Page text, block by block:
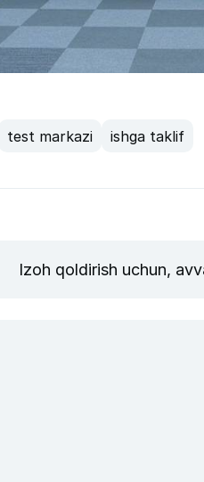
test markazi ishga taklif
Izoh qoldirish uchun,